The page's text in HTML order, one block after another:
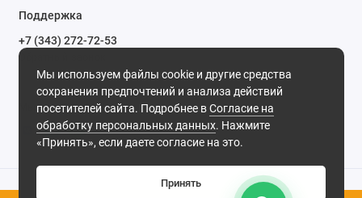
Мы используем файлы cookie и другие средства
сохранения предпочтений и анализа действий
посетителей сайта. Подробнее вСогласие на
обработку персональных данных. Нажмите
«Принять», если даете согласие на это.
Принять
Поддержка
+7 (343) 272-72-53
Обратный звонок
620030, г. Екатеринбург, ул. Карьерная, д. 14, оф. 14.
Мы в сети